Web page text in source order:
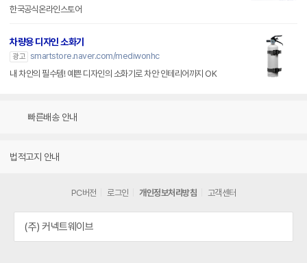
한국공식온라인스토어
차량용 디자인 소화기
광고 smartstore.naver.com/mediwonhc
내 차안의 필수템! 예쁜 디자인의 소화기로 차안 인테리어까지 OK
빠른배송 안내
법적고지 안내
PC버전 로그인 개인정보처리방침 고객센터
(주) 커넥트웨이브